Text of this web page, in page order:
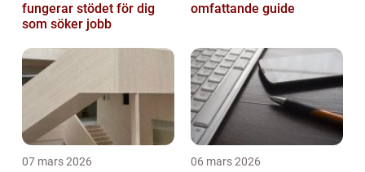
fungerar stödet för dig
som söker jobb
omfattande guide
07 mars 2026 06 mars 2026